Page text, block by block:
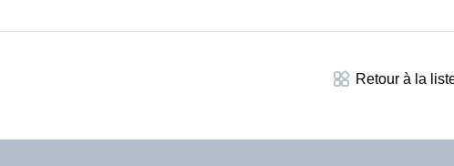
Retour à la